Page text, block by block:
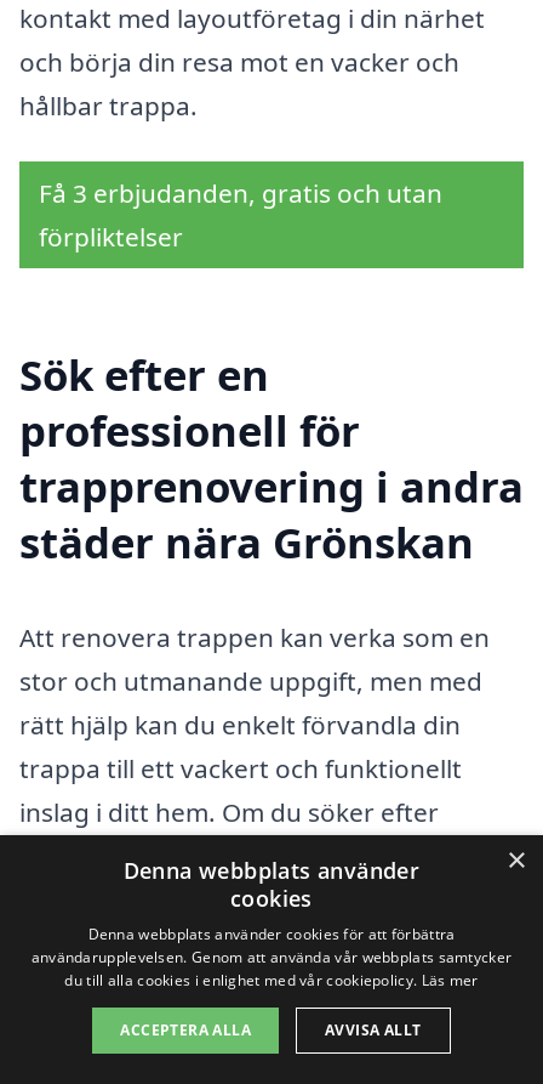
kontakt med layoutföretag i din närhet
och börja din resa mot en vacker och
hållbar trappa.
Få 3 erbjudanden, gratis och utan
förpliktelser
Sök efter en
professionell för
trapprenovering i andra
städer nära Grönskan
Att renovera trappen kan verka som en
stor och utmanande uppgift, men med
rätt hjälp kan du enkelt förvandla din
trappa till ett vackert och funktionellt
inslag i ditt hem. Om du söker efter
trapprenovering i Grönskan, har du flera
alternativ i närliggande städer som kan
ge dig tillgång till professionella tjänster.
Att välja en lokal leverantör kan göra hela
processen smidigare och mer
×
Denna webbplats använder
cookies
Denna webbplats använder cookies för att förbättra
användarupplevelsen. Genom att använda vår webbplats samtycker
du till alla cookies i enlighet med vår cookiepolicy. Läs mer
ACCEPTERA ALLA AVVISA ALLT